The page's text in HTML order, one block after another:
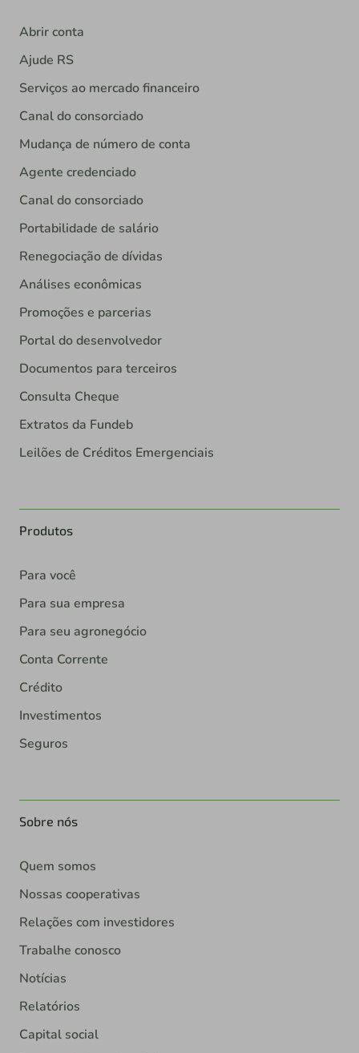
Abrir conta
Ajude RS
Serviços ao mercado financeiro
Canal do consorciado
Mudança de número de conta
Agente credenciado
Canal do consorciado
Portabilidade de salário
Renegociação de dívidas
Análises econômicas
Promoções e parcerias
Portal do desenvolvedor
Documentos para terceiros
Consulta Cheque
Extratos da Fundeb
Leilões de Créditos Emergenciais
Produtos
Para você
Para sua empresa
Para seu agronegócio
Conta Corrente
Crédito
Investimentos
Seguros
Sobre nós
Quem somos
Nossas cooperativas
Relações com investidores
Trabalhe conosco
Notícias
Relatórios
Capital social